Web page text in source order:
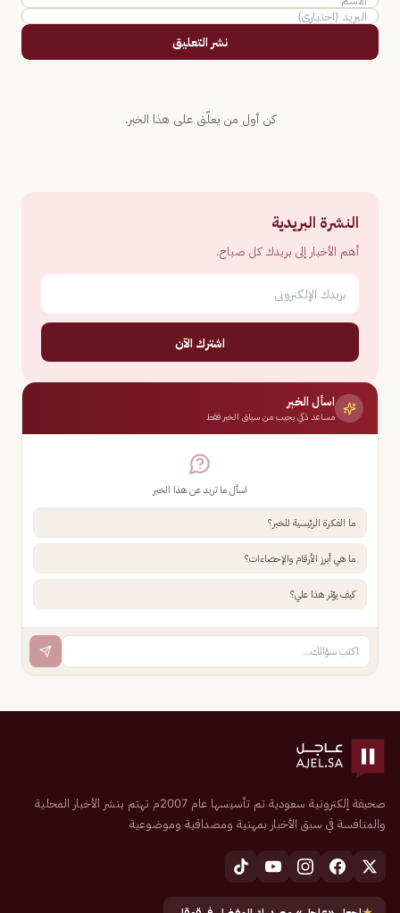
نشر التعليق
كن أول من يعلّق على هذا الخبر.
النشرة البريدية
أهم الأخبار إلى بريدك كل صباح.
اشترك الآن
اسأل الخبر
مساعد ذكي يجيب من سياق الخبر فقط
اسأل ما تريد عن هذا الخبر
ما الفكرة الرئيسية للخبر؟
ما هي أبرز الأرقام والإحصاءات؟
كيف يؤثر هذا علي؟
صحيفة إلكترونية سعودية تم تأسيسها عام 2007م تهتم بنشر الأخبار المحلية
والمنافسة في سبق الأخبار بمهنية ومصداقية وموضوعية